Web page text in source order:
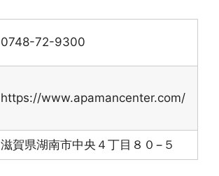
0748-72-9300
https://www.apamancenter.com/
滋賀県湖南市中央４丁目８０−５